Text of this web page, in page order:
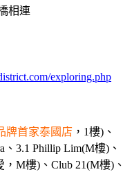
相連
exploring.php
牌首家泰國店 ，1樓)、
、3.1 Phillip Lim(M樓)、
，M樓)、Club 21(M樓)、